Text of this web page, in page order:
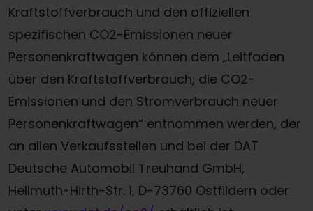
Kraftstoffverbrauch und den offiziellen
spezifischen CO2-Emissionen neuer
Personenkraftwagen können dem „Leitfaden
über den Kraftstoffverbrauch, die CO2-
Emissionen und den Stromverbrauch neuer
Personenkraftwagen“ entnommen werden, der
an allen Verkaufsstellen und bei der DAT
Deutsche Automobil Treuhand GmbH,
Hellmuth-Hirth-Str. 1, D-73760 Ostfildern oder